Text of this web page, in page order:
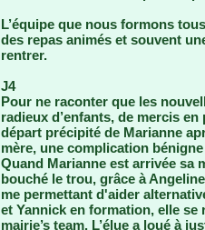
L’équipe que nous formons
des repas animés et souvent
rentrer.
J4
Pour ne raconter que les
radieux d’enfants, de mercis
départ précipité de Marianne
mère, une complication
Quand Marianne est arrivée sa
bouché le trou, grâce à
me permettant d'aider
et Yannick en formation, elle
mairie’s team. L’élue a loué à